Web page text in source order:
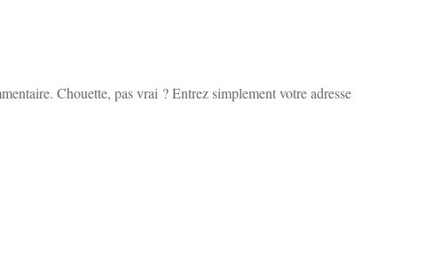
Chouette, pas vrai ? Entrez simplement votre adresse